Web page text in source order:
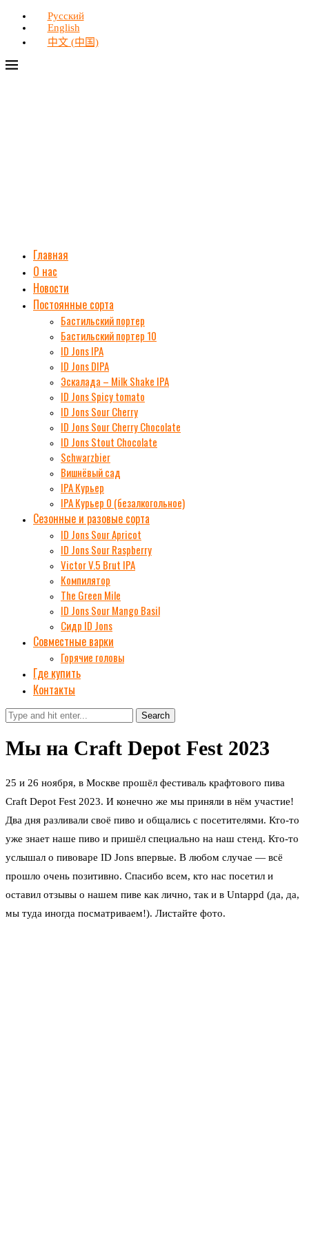
Русский
English
中文 (中国)
Главная
О нас
Новости
Постоянные сорта
Бастильский портер
Бастильский портер 10
ID Jons IPA
ID Jons DIPA
Эскалада – Milk Shake IPA
ID Jons Spicy tomato
ID Jons Sour Cherry
ID Jons Sour Cherry Chocolate
ID Jons Stout Chocolate
Schwarzbier
Вишнёвый сад
IPA Курьер
IPA Курьер 0 (безалкогольное)
Сезонные и разовые сорта
ID Jons Sour Аpricot
ID Jons Sour Raspberry
Victor V.5 Brut IPA
Компилятор
The Green Mile
ID Jons Sour Мango Basil
Сидр ID Jons
Совместные варки
Горячие головы
Где купить
Контакты
Search
Мы на Craft Depot Fest 2023
25 и 26 ноября, в Москве прошёл фестиваль крафтового пива
Craft Depot Fest 2023. И конечно же мы приняли в нём участие!
Два дня разливали своё пиво и общались с посетителями. Кто-то
уже знает наше пиво и пришёл специально на наш стенд. Кто-то
услышал о пивоваре ID Jons впервые. В любом случае — всё
прошло очень позитивно. Спасибо всем, кто нас посетил и
оставил отзывы о нашем пиве как лично, так и в Untappd (да, да,
мы туда иногда посматриваем!). Листайте фото.